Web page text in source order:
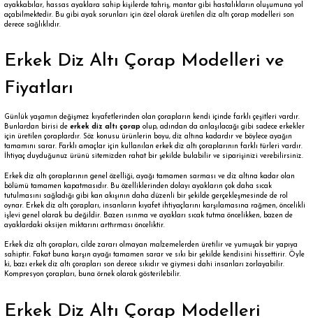
ayakkabılar, hassas ayaklara sahip kişilerde tahriş, mantar gibi hastalıkların oluşumuna yol
açabilmektedir. Bu gibi ayak sorunları için özel olarak üretilen diz altı çorap modelleri son
derece sağlıklıdır.
Erkek Diz Altı Çorap Modelleri ve
Fiyatları
Günlük yaşamın değişmez kıyafetlerinden olan çorapların kendi içinde farklı çeşitleri vardır.
Bunlardan birisi de erkek diz altı çorap olup, adından da anlaşılacağı gibi sadece erkekler
için üretilen çoraplardır. Söz konusu ürünlerin boyu, diz altına kadardır ve böylece ayağın
tamamını sarar. Farklı amaçlar için kullanılan erkek diz altı çoraplarının farklı türleri vardır.
İhtiyaç duyduğunuz ürünü sitemizden rahat bir şekilde bulabilir ve siparişinizi verebilirsiniz.
Erkek diz altı çoraplarının genel özelliği, ayağı tamamen sarması ve diz altına kadar olan
bölümü tamamen kapatmasıdır. Bu özelliklerinden dolayı ayakların çok daha sıcak
tutulmasını sağladığı gibi kan akışının daha düzenli bir şekilde gerçekleşmesinde de rol
oynar. Erkek diz altı çorapları, insanların kıyafet ihtiyaçlarını karşılamasına rağmen, öncelikli
işlevi genel olarak bu değildir. Bazen ısınma ve ayakları sıcak tutma öncelikken, bazen de
ayaklardaki oksijen miktarını arttırması önceliktir.
Erkek diz altı çorapları, cilde zararı olmayan malzemelerden üretilir ve yumuşak bir yapıya
sahiptir. Fakat buna karşın ayağı tamamen sarar ve sıkı bir şekilde kendisini hissettirir. Öyle
ki, bazı erkek diz altı çorapları son derece sıkıdır ve giymesi dahi insanları zorlayabilir.
Kompresyon çorapları, buna örnek olarak gösterilebilir.
Erkek Diz Altı Çorap Modelleri